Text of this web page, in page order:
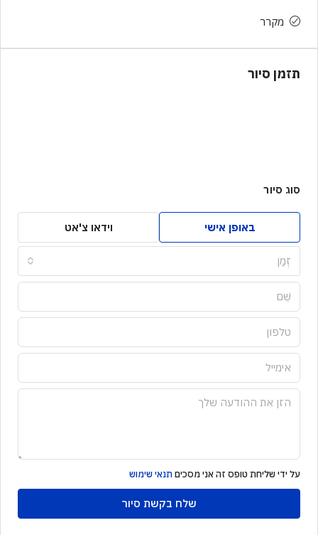
מקרר
תזמן סיור
סוג סיור
באופן אישי וידאו צ'אט
זְמַן
על ידי שליחת טופס זה אני מסכיםתנאי שימוש
שלח בקשת סיור